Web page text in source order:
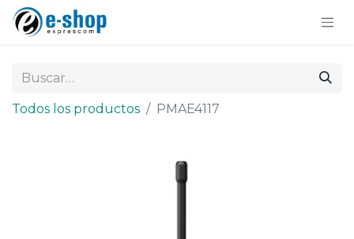
Todos los productos PMAE4117